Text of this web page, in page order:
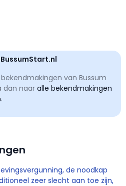
van Bussum
dan naar alle bekendmakingen
.
de noodkap
zeer slecht aan toe zijn,